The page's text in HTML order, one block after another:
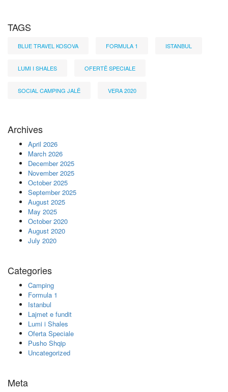
TAGS
BLUE TRAVEL KOSOVA FORMULA 1 ISTANBUL
LUMI I SHALES OFERTË SPECIALE
SOCIAL CAMPING JALË VERA 2020
Archives
April 2026
March 2026
December 2025
November 2025
October 2025
September 2025
August 2025
May 2025
October 2020
August 2020
July 2020
Categories
Camping
Formula 1
Istanbul
Lajmet e fundit
Lumi i Shales
Oferta Speciale
Pusho Shqip
Uncategorized
Meta